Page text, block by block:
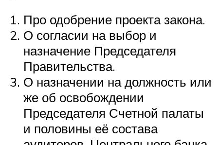
Про одобрение проекта закона.
О согласии на выбор и
назначение Председателя
Правительства.
О назначении на должность или
же об освобождении
Председателя Счетной палаты
и половины её состава